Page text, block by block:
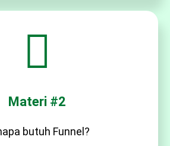
Materi #2
butuh Funnel?